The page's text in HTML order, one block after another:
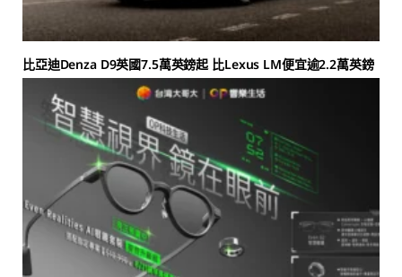
比亞迪Denza D9英國7.5萬英鎊起 比Lexus LM便宜逾2.2萬英鎊